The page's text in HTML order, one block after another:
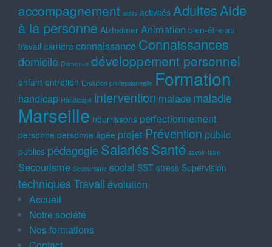
accompagnement actifs activités AdultesAide
à la personne Alzheimer Animation bien-être au
travail carrière connaissance Connaissances
domicile Démence développement personnel
enfant entretien Evolution professionnelle Formation
handicap Handicapé intervention malade maladie
Marseille nourrissons perfectionnement
personne personne âgée projet Prévention public
publics pédagogieSalariésSanté savoir-faire
Secourisme Secoursime social SST stress Supervision
techniquesTravail évolution
Accueil
Notre société
Nos formations